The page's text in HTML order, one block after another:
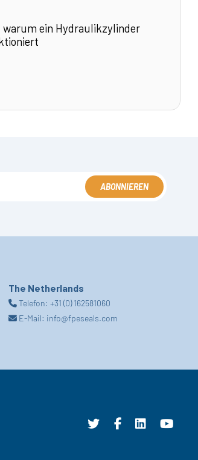
warum ein Hydraulikzylinder
ABONNIEREN
The Netherlands
Telefon:+31 (0) 162581060
E-Mail: info@fpeseals.com